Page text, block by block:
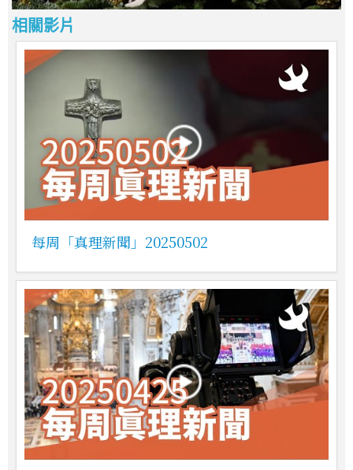
相關影片
每周「真理新聞」20250502